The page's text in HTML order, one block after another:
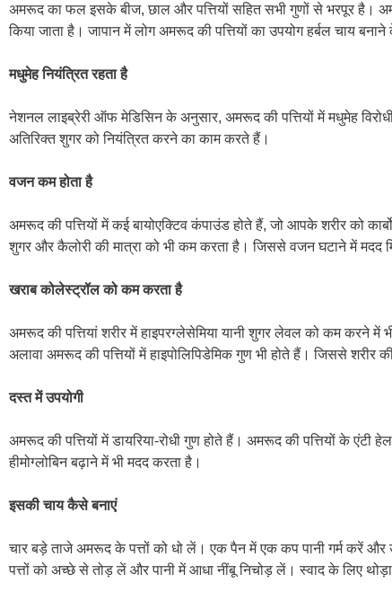
अमरूद का फल इसके बीज, छाल और पत्तियों सहित सभी गुणों से भरपूर है।
किया जाता है। जापान में लोग अमरूद की पत्तियों का उपयोग हर्बल चाय
मधुमेह नियंत्रित रहता है
नेशनल लाइब्रेरी ऑफ मेडिसिन के अनुसार, अमरूद की पत्तियों में मधुमेह
अतिरिक्त शुगर को नियंत्रित करने का काम करते हैं।
वजन कम होता है
अमरूद की पत्तियों में कई बायोएक्टिव कंपाउंड होते हैं, जो आपके शरीर को
शुगर और कैलोरी की मात्रा को भी कम करता है। जिससे वजन घटाने में मदद
खराब कोलेस्ट्रॉल को कम करता है
अमरूद की पत्तियां शरीर में हाइपरग्लेसेमिया यानी शुगर लेवल को कम करने
अलावा अमरूद की पत्तियों में हाइपोलिपिडेमिक गुण भी होते हैं। जिससे शरीर की
दस्त में उपयोगी
अमरूद की पत्तियों में डायरिया-रोधी गुण होते हैं। अमरूद की पत्तियों के
हीमोग्लोबिन बढ़ाने में भी मदद करता है।
इसकी चाय कैसे बनाएं
चार बड़े ताजे अमरूद के पत्तों को धो लें। एक पैन में एक कप पानी गर्म करें
पत्तों को अच्छे से तोड़ लें और पानी में आधा नींबू निचोड़ लें। स्वाद के लिए